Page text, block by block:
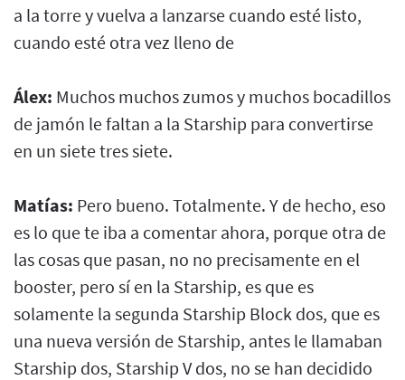
a la torre y vuelva a lanzarse cuando esté listo,
cuando esté otra vez lleno de
Álex: Muchos muchos zumos y muchos bocadillos
de jamón le faltan a la Starship para convertirse
en un siete tres siete.
Matías: Pero bueno. Totalmente. Y de hecho, eso
es lo que te iba a comentar ahora, porque otra de
las cosas que pasan, no no precisamente en el
booster, pero sí en la Starship, es que es
solamente la segunda Starship Block dos, que es
una nueva versión de Starship, antes le llamaban
Starship dos, Starship V dos, no se han decidido